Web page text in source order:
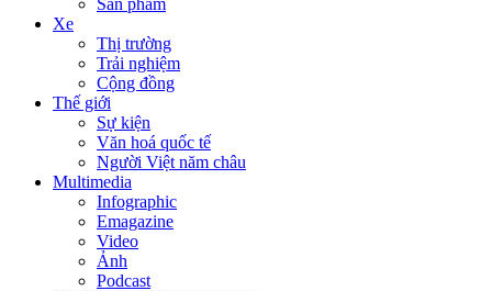
Sản phẩm
Xe
Thị trường
Trải nghiệm
Cộng đồng
Thế giới
Sự kiện
Văn hoá quốc tế
Người Việt năm châu
Multimedia
Infographic
Emagazine
Video
Ảnh
Podcast